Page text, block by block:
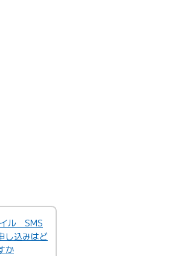
イル SMS
し込みはど
か